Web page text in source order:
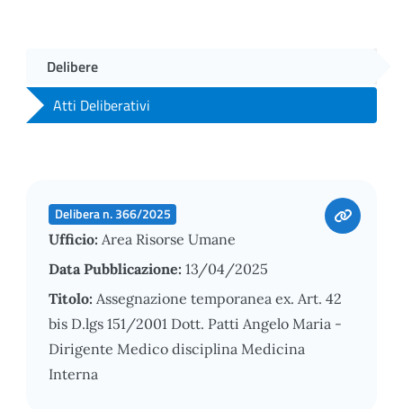
Delibere
Atti Deliberativi
Delibera n. 366/2025
Ufficio: Area Risorse Umane
Data Pubblicazione: 13/04/2025
Titolo: Assegnazione temporanea ex. Art. 42
bis D.lgs 151/2001 Dott. Patti Angelo Maria -
Dirigente Medico disciplina Medicina
Interna